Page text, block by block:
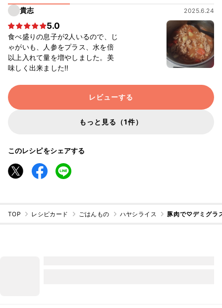
貴志 2025.6.24
5.0
食べ盛りの息子が2人いるので、じ
ゃがいも、人参をプラス、水を倍
以上入れて量を増やしました。美
味しく出来ました‼️
レビューする
もっと見る（1件）
このレシピをシェアする
TOP レシピカード ごはんもの ハヤシライス 豚肉で♡デミグラ